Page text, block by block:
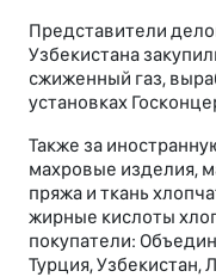
Представители
Узбекистана
сжиженный газ,
установках
Также за
махровые изделия,
пряжа и ткань
жирные кислоты
покупатели:
Турция, Узбекистан,